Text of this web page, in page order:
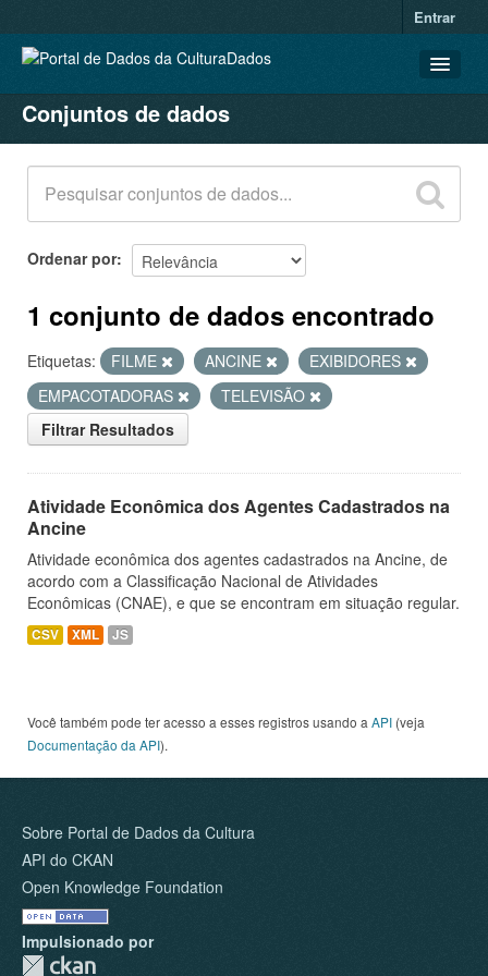
Entrar
CONJUNTOS DE DADOS
ORGANIZAÇÕES
GRUPOS
SOBRE
Conjuntos de dados
Ordenar por
1 conjunto de dados encontrado
Etiquetas: FILME ANCINE
EXIBIDORES
EMPACOTADORAS
TELEVISÃO
Filtrar Resultados
Atividade Econômica dos Agentes Cadastrados na
Ancine
Atividade econômica dos agentes cadastrados na Ancine, de
acordo com a Classificação Nacional de Atividades
Econômicas (CNAE), e que se encontram em situação regular.
CSV XML JS
Você também pode ter acesso a esses registros usando a API (veja
Documentação da API).
Sobre Portal de Dados da Cultura
API do CKAN
Open Knowledge Foundation
Impulsionado por